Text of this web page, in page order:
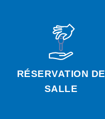
RÉSERVATION DE
SALLE